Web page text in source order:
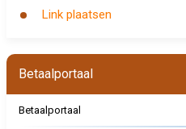
Link plaatsen
Betaalportaal
Betaalportaal